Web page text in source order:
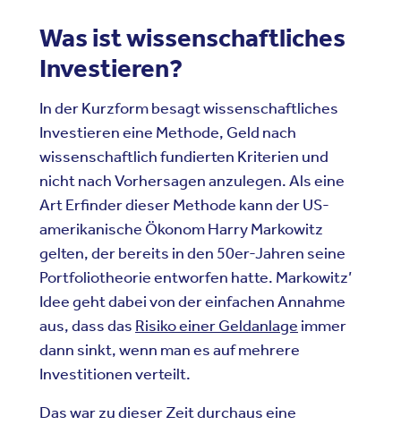
Was ist wissenschaftliches
Investieren?
In der Kurzform besagt wissenschaftliches
Investieren eine Methode, Geld nach
wissenschaftlich fundierten Kriterien und
nicht nach Vorhersagen anzulegen. Als eine
Art Erfinder dieser Methode kann der US-
amerikanische Ökonom Harry Markowitz
gelten, der bereits in den 50er-Jahren seine
Portfoliotheorie entworfen hatte. Markowitz’
Idee geht dabei von der einfachen Annahme
aus, dass das Risiko einer Geldanlage immer
dann sinkt, wenn man es auf mehrere
Investitionen verteilt.
Das war zu dieser Zeit durchaus eine